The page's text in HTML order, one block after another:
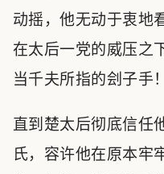
动摇，他无动于衷地
在太后一党的威压之
当千夫所指的刽子手！
直到楚太后彻底信任
氏，容许他在原本牢